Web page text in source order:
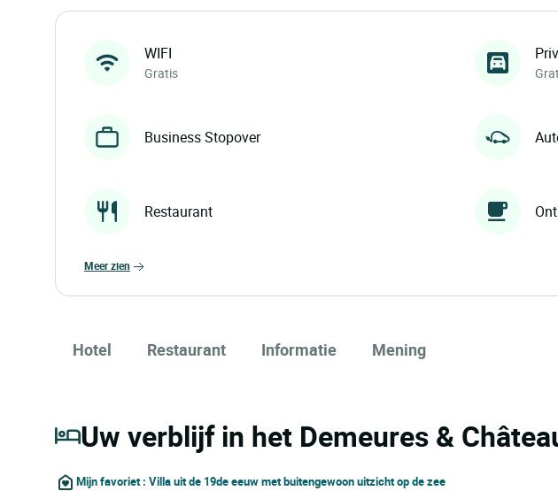
WIFI
Gratis
Business Stopover
Restaurant
meer zien
Hotel Restaurant Informatie Mening
Uw verblijf in het Demeures &
Mijn favoriet : Villa uit de 19de eeuw met buitengewoon uitzicht op de zee